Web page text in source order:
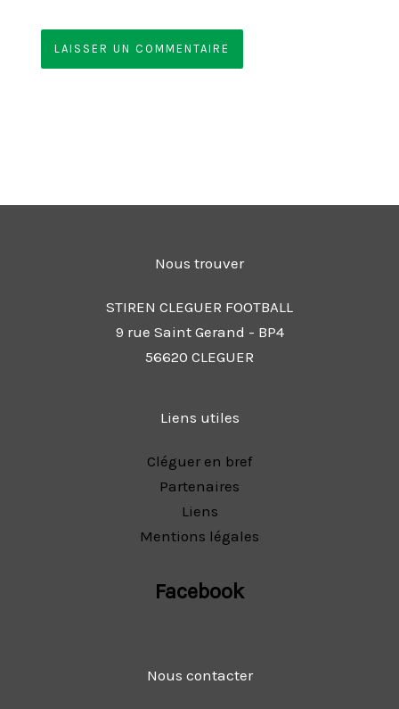
Nous trouver
STIREN CLEGUER FOOTBALL
9 rue Saint Gerand - BP4
56620 CLEGUER
Liens utiles
Cléguer en bref
Partenaires
Liens
Mentions légales
Facebook
Nous contacter